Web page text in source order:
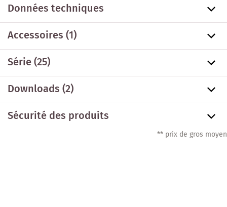
Données techniques
Accessoires(1)
Série(25)
Downloads (2)
Sécurité des produits
** prix de gros moyen